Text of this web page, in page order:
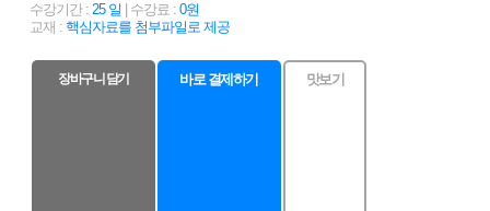
수강기간 : 25 일 | 수강료 : 0원
교재 : 핵심자료를 첨부파일로 제공
장바구니 담기 바로 결제하기 맛보기